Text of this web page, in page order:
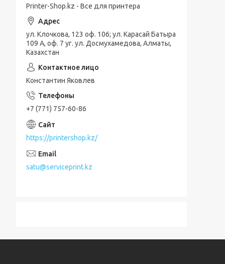
Printer-Shop.kz - Все для принтера
ул. Клочкова, 123 оф. 106; ул. Карасай Батыра
109 А, оф. 7 уг. ул. Досмухамедова, Алматы,
Казахстан
Константин Яковлев
+7 (771) 757-60-86
https://printershop.kz/
satu@serviceprint.kz